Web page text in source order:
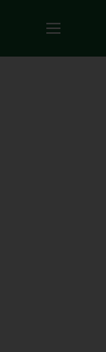
MENU